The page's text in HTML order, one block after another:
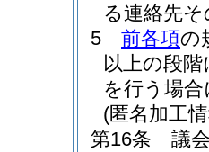
る連絡先
5
前各項の
以上の段
を行う場
(匿名加工
第16条
議